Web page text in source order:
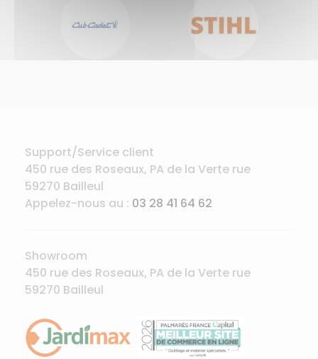
Support/Service client
450 rue des Roseaux, PA de la Verte rue
59270 Bailleul
Appelez-nous au : 03 28 41 64 62
Showroom
450 rue des Roseaux, PA de la Verte rue
59270 Bailleul